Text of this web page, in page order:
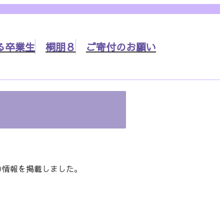
卒業生 桐朋８ ご寄付のお願い
報を掲載しました。